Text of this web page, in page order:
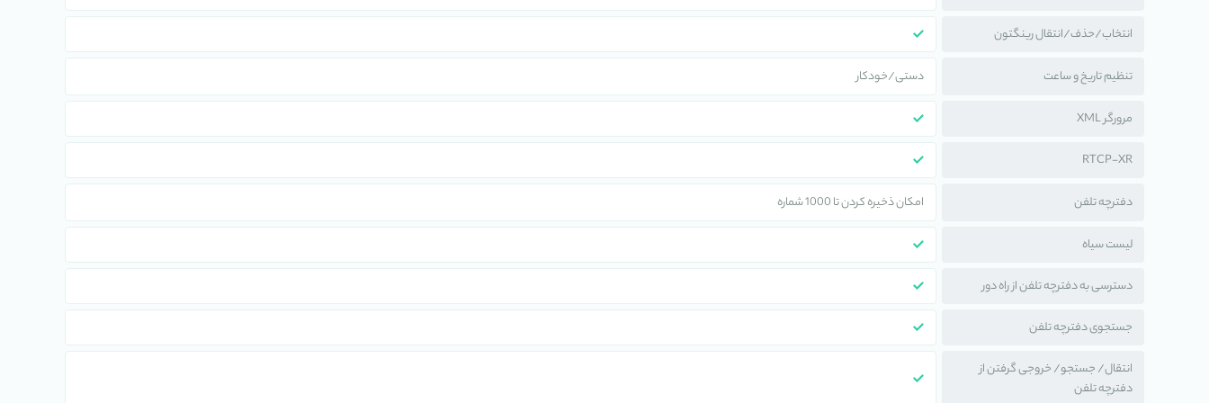
انتخاب/حذف/انتقال رینگتون
تنظیم تاریخ و ساعت دستی/خودکار
مرورگر XML
RTCP-XR
دفترچه تلفن امکان ذخیره کردن تا 1000 شماره
لیست سیاه
دسترسی به دفترچه تلفن از راه دور
جستجوی دفترچه تلفن
انتقال/ جستجو/ خروجی گرفتن از
دفترچه تلفن